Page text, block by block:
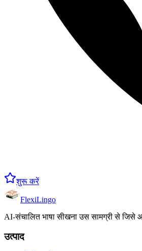
शुरू करें
FlexiLingo
AI-संचालित भाषा सीखना उस सामग्री से
उत्पाद